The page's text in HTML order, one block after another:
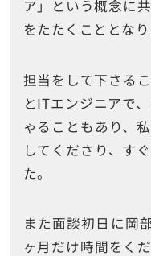
ア」という概念に
をたたくこととなり
担当をして下さる
とITエンジニアで
ゃることもあり、
してくださり、す
た。
また面談初日に岡
ヶ月だけ時間をく